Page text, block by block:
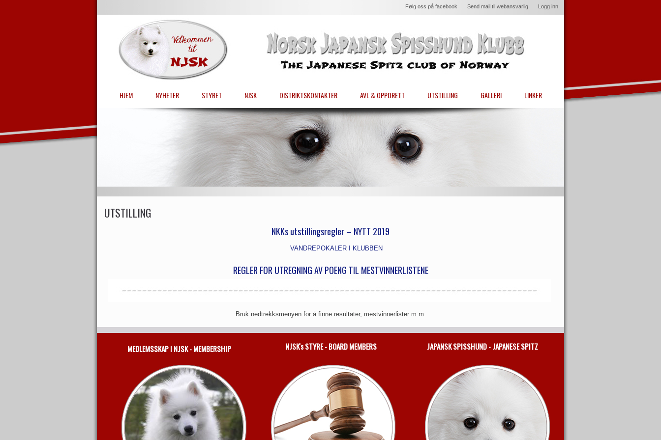
Følg oss på facebook Send mail til webansvarlig Logg inn
HJEM NYHETER STYRET NJSK DISTRIKTSKONTAKTER AVL & OPPDRETT UTSTILLING GALLERI LINKER
UTSTILLING
NKKs utstillingsregler – NYTT 2019
VANDREPOKALER I KLUBBEN
REGLER FOR UTREGNING AV POENG TIL MESTVINNERLISTENE
Bruk nedtrekksmenyen for å finne resultater, mestvinnerlister m.m.
MEDLEMSSKAP I NJSK - MEMBERSHIP NJSK's STYRE - BOARD MEMBERS JAPANSK SPISSHUND - JAPANESE SPITZ